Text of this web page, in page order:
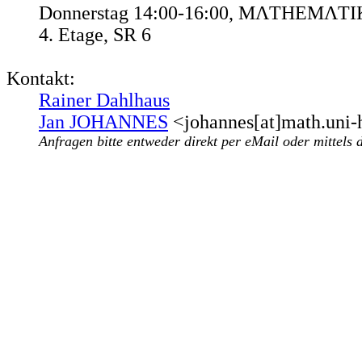
Donnerstag 14:00-16:00,
4. Etage, SR 6
Kontakt:
Rainer Dahlhaus
Jan JOHANNES
Anfragen bitte entweder direkt per eMail oder mittels